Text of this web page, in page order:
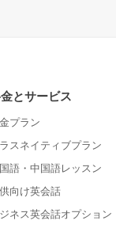
とサービス
プラン
スネイティブプラン
語・中国語レッスン
向け英会話
ネス英会話オプション